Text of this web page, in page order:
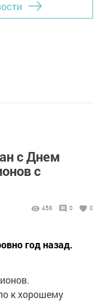
с Днем
с
458 0 0
год назад.
к хорошему